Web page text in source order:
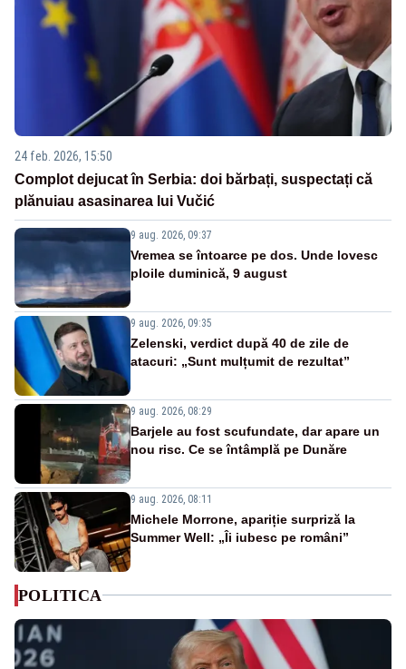
24 feb. 2026, 15:50
Complot dejucat în Serbia: doi bărbați, suspectați că
plănuiau asasinarea lui Vučić
9 aug. 2026, 09:37
Vremea se întoarce pe dos. Unde lovesc
ploile duminică, 9 august
9 aug. 2026, 09:35
Zelenski, verdict după 40 de zile de
atacuri: „Sunt mulțumit de rezultat”
9 aug. 2026, 08:29
Barjele au fost scufundate, dar apare un
nou risc. Ce se întâmplă pe Dunăre
9 aug. 2026, 08:11
Michele Morrone, apariție surpriză la
Summer Well: „Îi iubesc pe români”
POLITICA